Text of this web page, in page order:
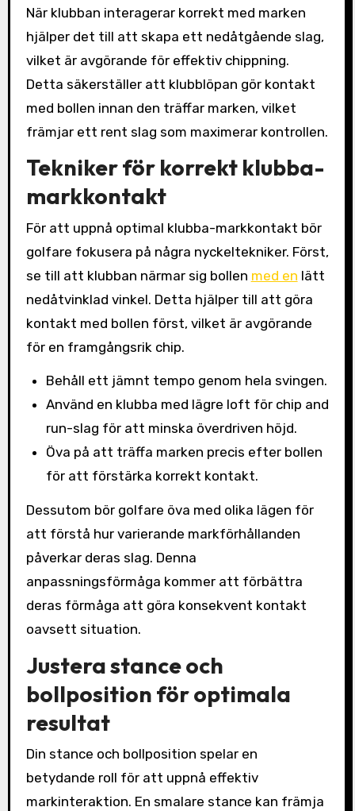
När klubban interagerar korrekt med marken
hjälper det till att skapa ett nedåtgående slag,
vilket är avgörande för effektiv chippning.
Detta säkerställer att klubblöpan gör kontakt
med bollen innan den träffar marken, vilket
främjar ett rent slag som maximerar kontrollen.
Tekniker för korrekt klubba-
markkontakt
För att uppnå optimal klubba-markkontakt bör
golfare fokusera på några nyckeltekniker. Först,
se till att klubban närmar sig bollen med en lätt
nedåtvinklad vinkel. Detta hjälper till att göra
kontakt med bollen först, vilket är avgörande
för en framgångsrik chip.
Behåll ett jämnt tempo genom hela svingen.
Använd en klubba med lägre loft för chip and
run-slag för att minska överdriven höjd.
Öva på att träffa marken precis efter bollen
för att förstärka korrekt kontakt.
Dessutom bör golfare öva med olika lägen för
att förstå hur varierande markförhållanden
påverkar deras slag. Denna
anpassningsförmåga kommer att förbättra
deras förmåga att göra konsekvent kontakt
oavsett situation.
Justera stance och
bollposition för optimala
resultat
Din stance och bollposition spelar en
betydande roll för att uppnå effektiv
markinteraktion. En smalare stance kan främja